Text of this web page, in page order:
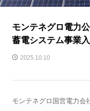
モンテネグロ電力
蓄電システム事業
2025.10.10
モンテネグロ国営電力会